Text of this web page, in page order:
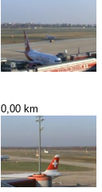
0,00 km